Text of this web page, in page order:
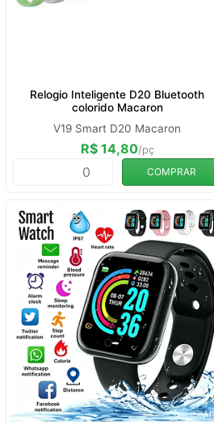
Relogio Inteligente D20 Bluetooth
colorido Macaron
V19 Smart D20 Macaron
R$ 14,80/pç
COMPRAR